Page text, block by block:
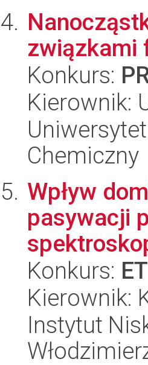
związkami
Konkurs:
Kierownik:
Chemiczny
Wpływ
pasywacji
Konkurs:
Kierownik:
Instytut